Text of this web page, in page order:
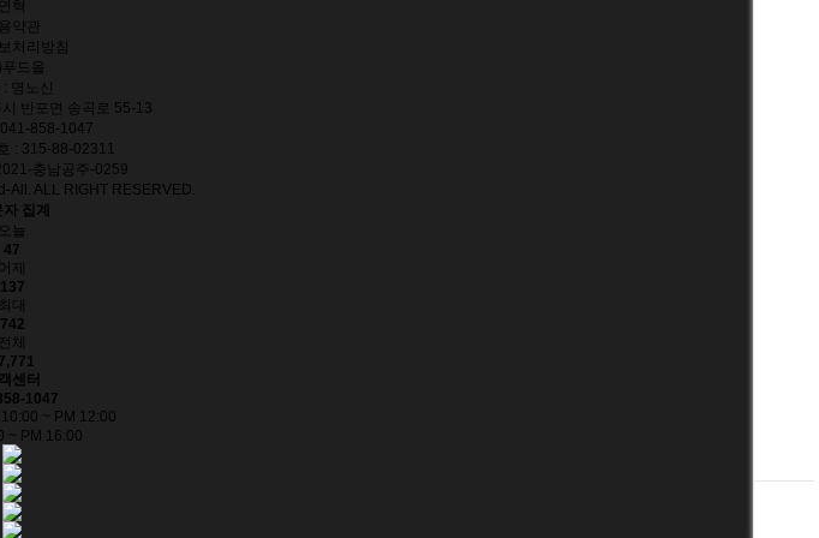
연혁
약관
처리방침
드올
명노신
시 반포면 송곡로 55-13
858-1047
: 315-88-02311
충남공주-0259
All. ALL RIGHT RESERVED.
집계
오늘
47
어제
137
최대
742
전체
센터
1047
~ PM 12:00
~ PM 16:00